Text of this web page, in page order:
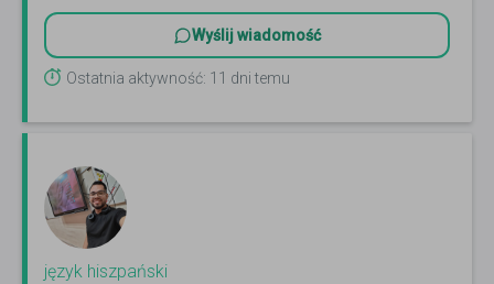
Wyślij wiadomość
Ostatnia aktywność: 11 dni temu
język hiszpański